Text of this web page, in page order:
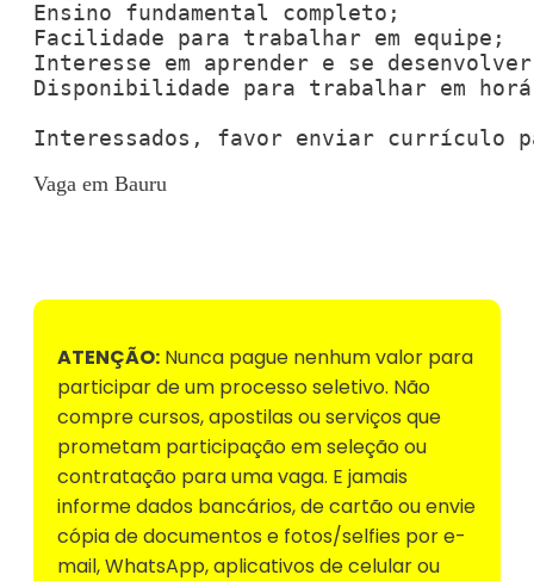
Ensino fundamental completo;
Facilidade para trabalhar em equipe;
Interesse em aprender e se
Disponibilidade para trabalhar em
Interessados, favor enviar currículo
Vaga em Bauru
ATENÇÃO: Nunca pague nenhum valor para
participar de um processo seletivo. Não
compre cursos, apostilas ou serviços que
prometam participação em seleção ou
contratação para uma vaga. E jamais
informe dados bancários, de cartão ou envie
cópia de documentos e fotos/selfies por e-
mail, WhatsApp, aplicativos de celular ou